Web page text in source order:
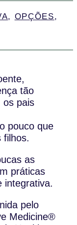
, OPÇÕES,
tão
os pais
pouco que
filhos.
as
práticas
integrativa.
pelo
Medicine®